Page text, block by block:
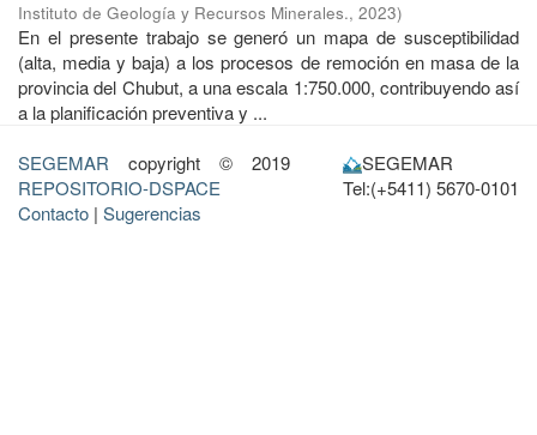
Instituto de Geología y Recursos Minerales., 2023)
En el presente trabajo se generó un mapa de susceptibilidad
(alta, media y baja) a los procesos de remoción en masa de la
provincia del Chubut, a una escala 1:750.000, contribuyendo así
a la planificación preventiva y ...
SEGEMAR copyright © 2019
REPOSITORIO-DSPACE
Contacto | Sugerencias
SEGEMAR
Tel:(+5411) 5670-0101